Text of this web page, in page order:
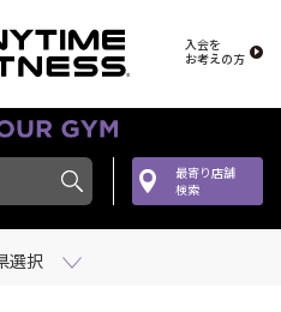
入会を
お考えの方
最寄り店舗
検索
選択